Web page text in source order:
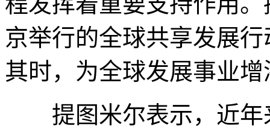
京举行的全球共享发展
其时，为全球发展事业增
提图米尔表示，近年